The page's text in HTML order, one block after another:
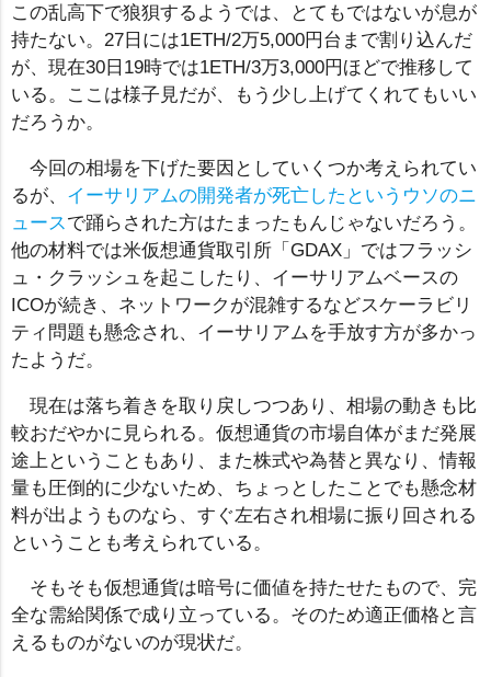
この乱高下で狼狽するようでは、とてもではないが息が
持たない。27日には1ETH/2万5,000円台まで割り込んだ
が、現在30日19時では1ETH/3万3,000円ほどで推移して
いる。ここは様子見だが、もう少し上げてくれてもいい
だろうか。
今回の相場を下げた要因としていくつか考えられてい
るが、 イーサリアムの開発者が死亡したというウソのニ
ュース で踊らされた方はたまったもんじゃないだろう。
他の材料では米仮想通貨取引所「GDAX」ではフラッシ
ュ・クラッシュを起こしたり、イーサリアムベースの
ICOが続き、ネットワークが混雑するなどスケーラビリ
ティ問題も懸念され、イーサリアムを手放す方が多かっ
たようだ。
現在は落ち着きを取り戻しつつあり、相場の動きも比
較おだやかに見られる。仮想通貨の市場自体がまだ発展
途上ということもあり、また株式や為替と異なり、情報
量も圧倒的に少ないため、ちょっとしたことでも懸念材
料が出ようものなら、すぐ左右され相場に振り回される
ということも考えられている。
そもそも仮想通貨は暗号に価値を持たせたもので、完
全な需給関係で成り立っている。そのため適正価格と言
えるものがないのが現状だ。